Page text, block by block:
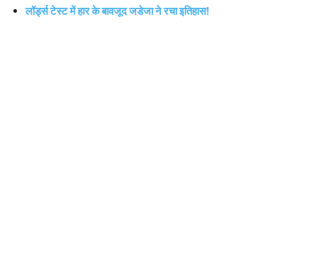
लॉर्ड्स टेस्ट में हार के बावजूद जडेजा ने रचा इतिहास!